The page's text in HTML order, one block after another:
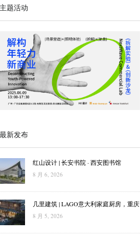
题活动
新发布
红山设计 | 长安书院 · 西安图书馆
8 月 6, 2026
几里建筑 | LAGO意大利家庭厨房，重庆
8 月 5, 2026